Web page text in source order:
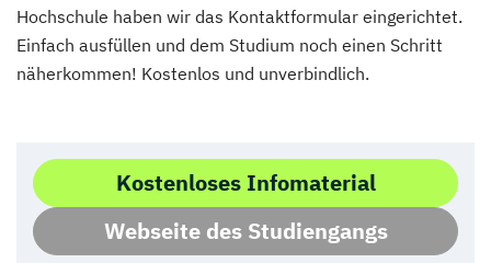
Hochschule haben wir das Kontaktformular eingerichtet.
Einfach ausfüllen und dem Studium noch einen Schritt
näherkommen! Kostenlos und unverbindlich.
Kostenloses Infomaterial
Webseite des Studiengangs